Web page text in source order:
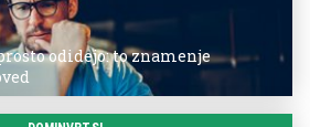
odidejo: to znamenje